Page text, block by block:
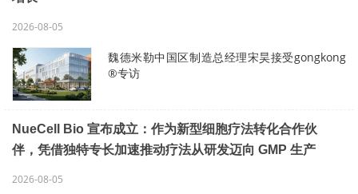
2026-08-05
魏德米勒中国区制造总经理宋昊接受gongkong
®专访
坐落于苏州工业园区的魏德米勒亚洲运营总部正
式启动，这不仅是魏德米勒深耕中国三十余年，
产能规模跨越式升级的标志性一步，更是其传承
NueCell Bio 宣布成立：作为新型细胞疗法转化合作伙
伴，凭借独特专长加速推动疗法从研发迈向 GMP 生产
2026-08-05